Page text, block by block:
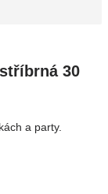
30
a party.